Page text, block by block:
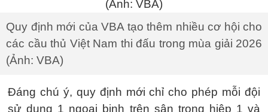
Quy định mới của VBA tạo thêm nhiều cơ hội cho
các cầu thủ Việt Nam thi đấu trong mùa giải 2026
(Ảnh: VBA)
Đáng chú ý, quy định mới chỉ cho phép mỗi đội
sử dụng 1 ngoại binh trên sân trong hiệp 1 và